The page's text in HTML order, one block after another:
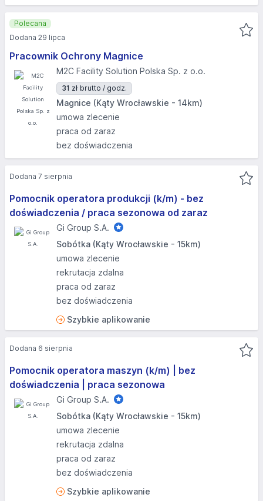
Pracownik Ochrony Magnice
M2C Facility Solution Polska Sp. z o.o.
31 zł brutto / godz.
Magnice (Kąty Wrocławskie - 14km)
umowa zlecenie
praca od zaraz
bez doświadczenia
Polecana
Dodana 29 lipca
Pomocnik operatora produkcji (k/m) - bez
doświadczenia / praca sezonowa od zaraz
Gi Group S.A.
Sobótka (Kąty Wrocławskie - 15km)
umowa zlecenie
rekrutacja zdalna
praca od zaraz
bez doświadczenia
Szybkie aplikowanie
Dodana 7 sierpnia
Pomocnik operatora maszyn (k/m) | bez
doświadczenia | praca sezonowa
Gi Group S.A.
Sobótka (Kąty Wrocławskie - 15km)
umowa zlecenie
rekrutacja zdalna
praca od zaraz
bez doświadczenia
Szybkie aplikowanie
Dodana 6 sierpnia